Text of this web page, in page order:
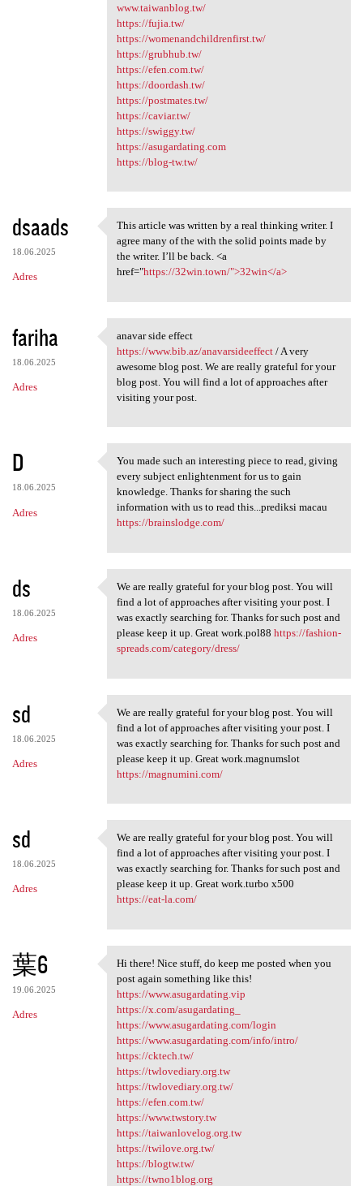
www.taiwanblog.tw/
https://fujia.tw/
https://womenandchildrenfirst.tw/
https://grubhub.tw/
https://efen.com.tw/
https://doordash.tw/
https://postmates.tw/
https://caviar.tw/
https://swiggy.tw/
https://asugardating.com
https://blog-tw.tw/
dsaads
18.06.2025
Adres
This article was written by a
This article was written by a real thinking writer. I
agree many of the with the solid points made by
the writer. I’ll be back. <a
href="https://32win.town/">32win</a>
fariha
18.06.2025
Adres
anavar side effect https:/
anavar side effect
https://www.bib.az/anavarsideeffect/ A very
awesome blog post. We are really grateful for your
blog post. You will find a lot of approaches after
visiting your post.
D
18.06.2025
Adres
You made such an interesting
You made such an interesting piece to read, giving
every subject enlightenment for us to gain
knowledge. Thanks for sharing the such
information with us to read this...prediksi macau
https://brainslodge.com/
ds
18.06.2025
Adres
We are really grateful for
We are really grateful for your blog post. You will
find a lot of approaches after visiting your post. I
was exactly searching for. Thanks for such post and
please keep it up. Great work.pol88 https://fashion-
spreads.com/category/dress/
sd
18.06.2025
Adres
We are really grateful for
We are really grateful for your blog post. You will
find a lot of approaches after visiting your post. I
was exactly searching for. Thanks for such post and
please keep it up. Great work.magnumslot
https://magnumini.com/
sd
18.06.2025
Adres
We are really grateful for
We are really grateful for your blog post. You will
find a lot of approaches after visiting your post. I
was exactly searching for. Thanks for such post and
please keep it up. Great work.turbo x500
https://eat-la.com/
葉6
19.06.2025
Adres
Hi there! Nice stuff, do keep
Hi there! Nice stuff, do keep me posted when you
post again something like this!
https://www.asugardating.vip
https://x.com/asugardating_
https://www.asugardating.com/login
https://www.asugardating.com/info/intro/
https://cktech.tw/
https://twlovediary.org.tw
https://twlovediary.org.tw/
https://efen.com.tw/
https://www.twstory.tw
https://taiwanlovelog.org.tw
https://twilove.org.tw/
https://blogtw.tw/
https://twno1blog.org